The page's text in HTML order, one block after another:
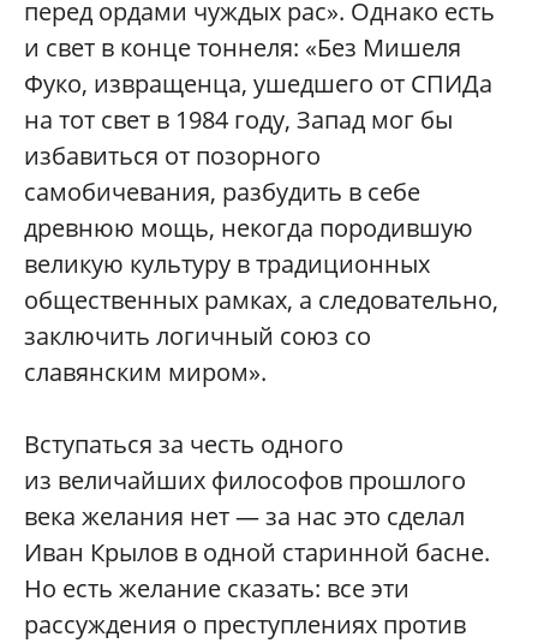
перед ордами чуждых рас». Однако есть
и свет в конце тоннеля: «Без Мишеля
Фуко, извращенца, ушедшего от СПИДа
на тот свет в 1984 году, Запад мог бы
избавиться от позорного
самобичевания, разбудить в себе
древнюю мощь, некогда породившую
великую культуру в традиционных
общественных рамках, а следовательно,
заключить логичный союз со
славянским миром».
Вступаться за честь одного
из величайших философов прошлого
века желания нет — за нас это сделал
Иван Крылов в одной старинной басне.
Но есть желание сказать: все эти
рассуждения о преступлениях против